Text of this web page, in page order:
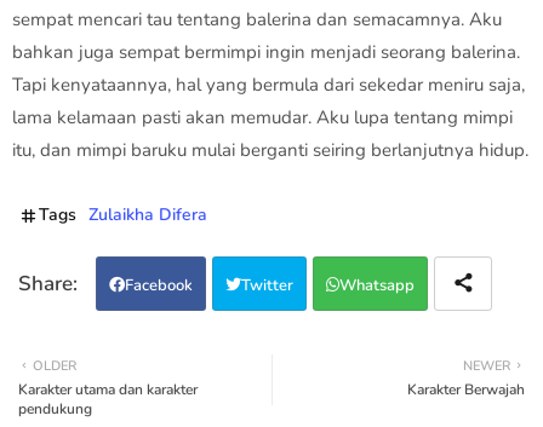
sempat mencari tau tentang balerina dan semacamnya. Aku
bahkan juga sempat bermimpi ingin menjadi seorang balerina.
Tapi kenyataannya, hal yang bermula dari sekedar meniru saja,
lama kelamaan pasti akan memudar. Aku lupa tentang mimpi
itu, dan mimpi baruku mulai berganti seiring berlanjutnya hidup.
Tags Zulaikha Difera
Facebook Twitter Whatsapp
NEWER
Karakter Berwajah
OLDER
Karakter utama dan karakter
pendukung